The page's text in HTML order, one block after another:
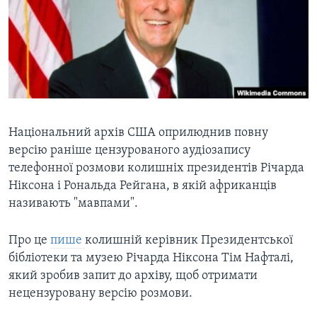
СУСПІЛЬСТВО
ЕКОНОМІКА
ІСТОРІЇ УСПІХУ УКРАЇНЦІВ
ТЕЛЕПРОГРАМИ
ЧАС-TIME
БРИФІНГ ГОЛОСУ АМЕРИКИ
ВІКНО В АМЕРИКУ
ПРАЙМ-ТАЙМ
ПОГЛЯД З ВАШИНГТОНА
ENGLISH
Learning English
МИ В СОЦМЕРЕЖАХ
Національний архів США оприлюднив повну
версію раніше цензурованого аудіозапису
телефонної розмови колишніх президентів Річарда
Ніксона і Рональда Рейгана, в якій африканців
називають "мавпами".
Про це пише колишній керівник Президентської
бібліотеки та музею Річарда Ніксона Тім Нафталі,
який зробив запит до архіву, щоб отримати
нецензуровану версію розмови.